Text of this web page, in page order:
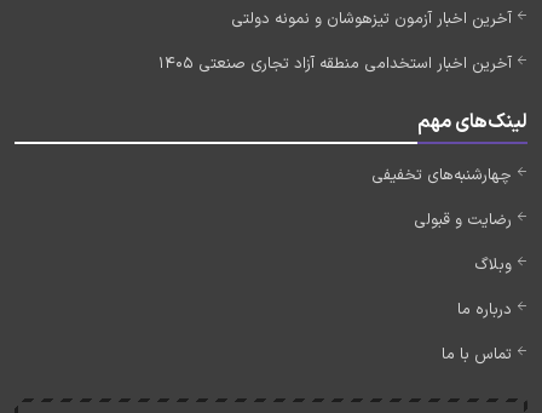
آخرین اخبار آزمون تیزهوشان و نمونه دولتی
آخرین اخبار استخدامی منطقه آزاد تجاری صنعتی 1405
لینک‌های مهم
چهارشنبه‌های تخفیفی
رضایت و قبولی
وبلاگ
درباره ما
تماس با ما